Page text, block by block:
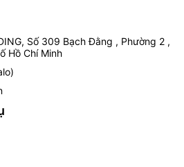
Số 309 Bạch Đằng , Phường 2 ,
Hồ Chí Minh